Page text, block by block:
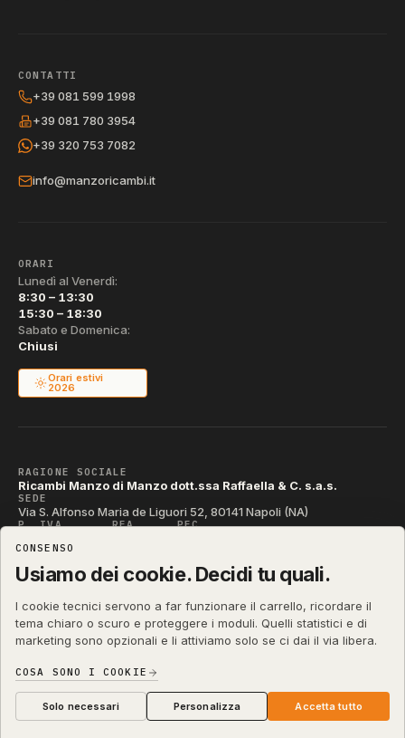
CONTATTI
+39 081 599 1998
+39 081 780 3954
+39 320 753 7082
info@manzoricambi.it
ORARI
Lunedì al Venerdì:
8:30 – 13:30
15:30 – 18:30
Sabato e Domenica:
Chiusi
Orari estivi
2026
RAGIONE SOCIALE
Ricambi Manzo di Manzo dott.ssa Raffaella & C. s.a.s.
SEDE
Via S. Alfonso Maria de Liguori 52, 80141 Napoli (NA)
P. IVA REA PEC
CODICE SDI
T04ZHR3
shop.manzoricambi.it
Stefano Russo
Privacy & Cookie·Termini
Preferenze cookie
CONSENSO
Usiamo dei cookie. Decidi tu quali.
I cookie tecnici servono a far funzionare il carrello, ricordare il
tema chiaro o scuro e proteggere i moduli. Quelli statistici e di
marketing sono opzionali e li attiviamo solo se ci dai il via libera.
COSA SONO I COOKIE
Solo necessari Personalizza Accetta tutto